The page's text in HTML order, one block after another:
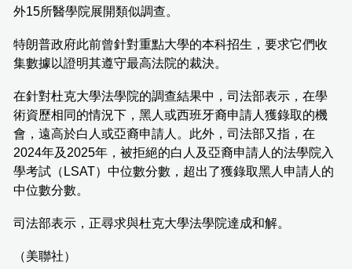
外15所醫學院展開類似調查。
特朗普政府此前曾針對重點大學的本科招生，要求它們收
集數據以證明其遵守最高法院的裁決。
在針對杜克大學法學院的調查結果中，司法部表示，在學
術資歷相同的情況下，黑人或西班牙裔申請人獲錄取的機
會，遠高於白人或亞裔申請人。此外，司法部又指，在
2024年及2025年，被拒絕的白人及亞裔申請人的法學院入
學考試（LSAT）中位數分數，超出了獲錄取黑人申請人的
中位數分數。
司法部表示，正尋求與杜克大學法學院達成和解。
（美聯社）